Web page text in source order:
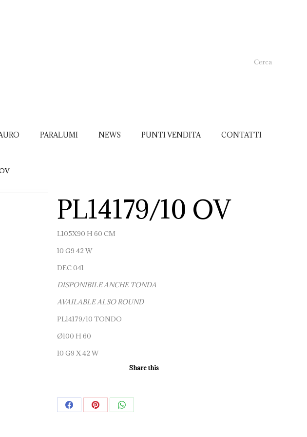
Cerca
PARALUMI NEWS PUNTI VENDITA CONTATTI
PL14179/10 OV
L105X90 H 60 CM
10 G9 42 W
DEC 041
DISPONIBILE ANCHE TONDA
AVAILABLE ALSO ROUND
PL14179/10 TONDO
Ø100 H 60
10 G9 X 42 W
Share this
Share Share Share